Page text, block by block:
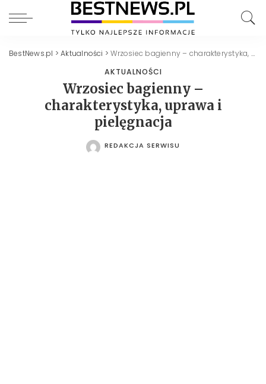
BestNews.pl >Aktualności >Wrzosiec bagienny – charakterystyka, uprawa i pielęgnacja
AKTUALNOŚCI
Wrzosiec bagienny –
charakterystyka, uprawa i
pielęgnacja
POSTED
REDAKCJA SERWISU